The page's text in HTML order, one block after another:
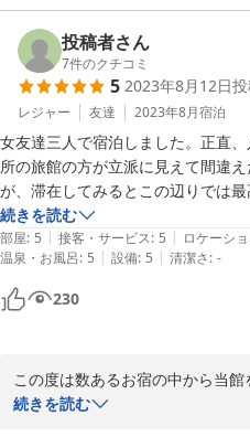
季節によりお料理も変わります
2023-11-20
投稿者さん
7件のクチコミ
5 2023年8月12日
レジャー 友達 2023年8月宿泊
女友達三人で宿泊しました。正直
所の旅館の方が立派に見えて間違
が、滞在してみるとこの辺りでは
た。旅館は古くからあるはずです
も綺麗で新しく、気分が良かった
で心ある対応をしていただき、久
きました。温泉も眺めがよく、湯
く、長くそして何回も入ってしま
手がけたものを出してくださり、
屋もどの階であっても温泉から近
場所もそこまで観光地ではなく穴
ました。
続きを読む
部屋: 5 | 接客・サービス: 5 | ロケーシ
温泉・お風呂: 5 | 設備: 5 | 清潔さ: -
230
この度は数あるお宿の中から当
座いました。
続きを読む